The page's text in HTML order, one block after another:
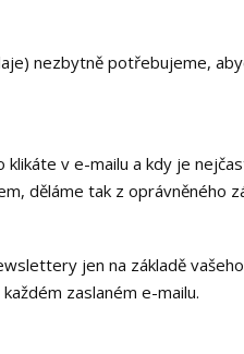
nezbytně potřebujeme,
klikáte v e-mailu a kdy je
děláme tak z
jen na základě
zaslaném e-mailu.